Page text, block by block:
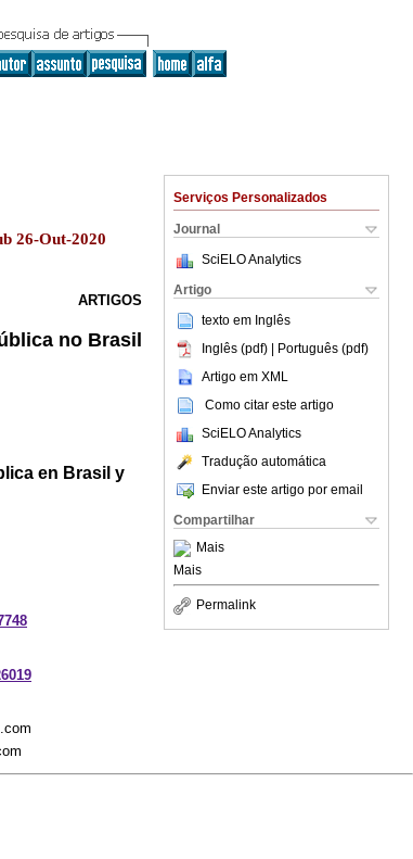
Serviços Personalizados
Journal
SciELO Analytics
Artigo
texto em Inglês
Inglês (pdf) | Português (pdf)
Artigo em XML
Como citar este artigo
SciELO Analytics
Tradução automática
Enviar este artigo por email
Compartilhar
Mais
Mais
Permalink
26-Out-2020
ARTIGOS
no Brasil
en Brasil y